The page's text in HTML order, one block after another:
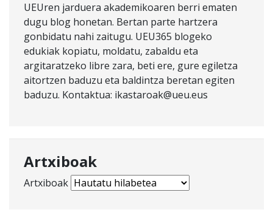
UEUren jarduera akademikoaren berri ematen
dugu blog honetan. Bertan parte hartzera
gonbidatu nahi zaitugu. UEU365 blogeko
edukiak kopiatu, moldatu, zabaldu eta
argitaratzeko libre zara, beti ere, gure egiletza
aitortzen baduzu eta baldintza beretan egiten
baduzu. Kontaktua: ikastaroak@ueu.eus
Artxiboak
Artxiboak